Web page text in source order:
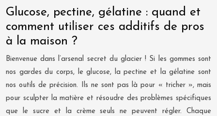
Glucose, pectine, gélatine : quand et
comment utiliser ces additifs de pros
à la maison ?
Bienvenue dans l’arsenal secret du glacier ! Si les gommes sont
nos gardes du corps, le glucose, la pectine et la gélatine sont
nos outils de précision. Ils ne sont pas là pour « tricher », mais
pour sculpter la matière et résoudre des problèmes spécifiques
que le sucre et la crème seuls ne peuvent régler. Chaque